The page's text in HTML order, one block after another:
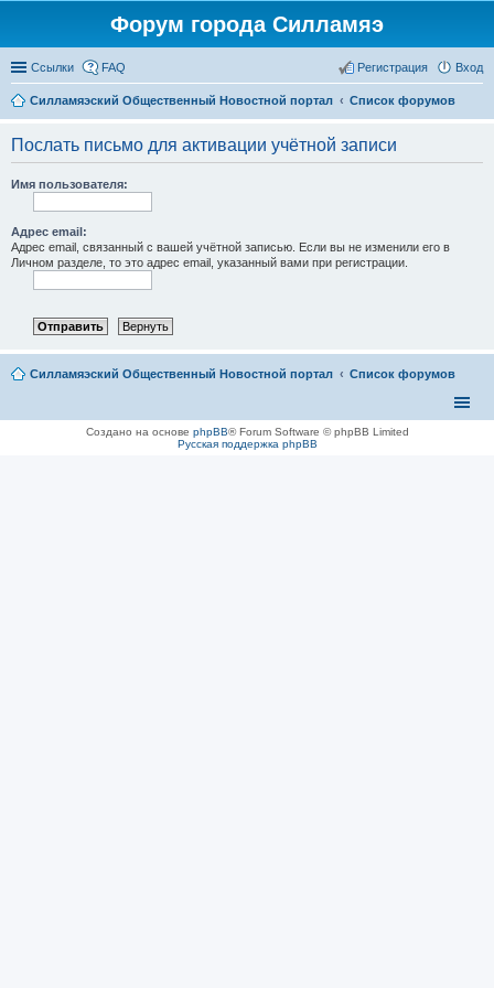
Форум города Силламяэ
Ссылки FAQ Вход
Регистрация
Силламяэский Общественный Новостной портал Список форумов
Послать письмо для активации учётной записи
Имя пользователя:
Адрес email:
Адрес email, связанный с вашей учётной записью. Если вы не изменили его в
Личном разделе, то это адрес email, указанный вами при регистрации.
Силламяэский Общественный Новостной портал Список форумов
Создано на основе phpBB® Forum Software © phpBB Limited
Русская поддержка phpBB